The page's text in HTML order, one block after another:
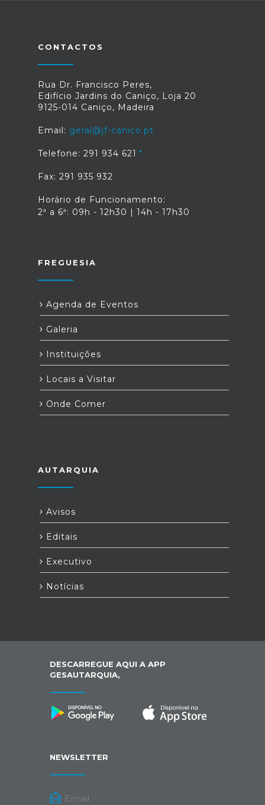
CONTACTOS
Rua Dr. Francisco Peres,
Edifício Jardins do Caniço, Loja 20
9125-014 Caniço, Madeira
Email: geral@jf-canico.pt
Telefone: 291 934 621
Fax: 291 935 932
Horário de Funcionamento:
2ª a 6ª: 09h - 12h30 | 14h - 17h30
FREGUESIA
Agenda de Eventos
Galeria
Instituições
Locais a Visitar
Onde Comer
AUTARQUIA
Avisos
Editais
Executivo
Notícias
DESCARREGUE AQUI A APP
GESAUTARQUIA,
NEWSLETTER